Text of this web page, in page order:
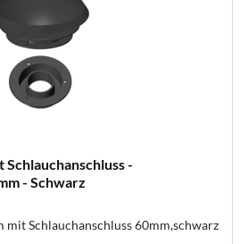
-
- Schwarz
Schlauchanschluss 60mm,schwarz